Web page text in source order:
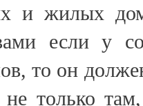
и жилых
если у
то он
только